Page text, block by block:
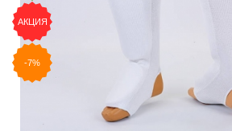
АКЦИЯ
-7%